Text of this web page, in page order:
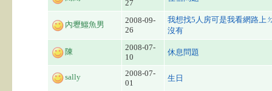
27
內壢鱷魚男
2008-09-
26
我想找5人房可是我看網路上
沒有
陳
2008-07-
10
休息問題
sally
2008-07-
01
生日